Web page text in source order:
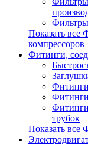
Показать все
компрессоров
Фитинги,
трубок
Показать все